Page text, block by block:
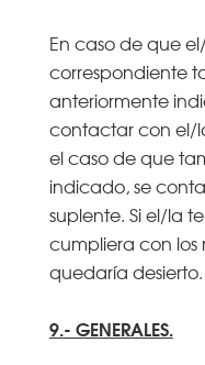
En caso de que
correspondiente
anteriormente
contactar con el/
el caso de que
indicado, se
suplente. Si el/la
cumpliera con los
quedaría desierto.
9.- GENERALES.